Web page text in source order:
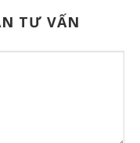
TƯ VẤN